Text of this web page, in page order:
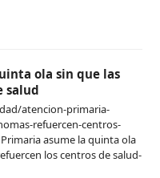
ola sin que las
salud
atencion-primaria-
refuercen-centros-
asume la quinta ola
los centros de salud-